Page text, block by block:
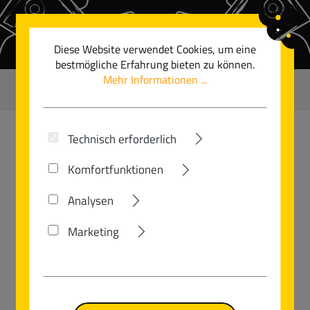
Zum Hauptinhalt springen
SPEEDSTER S 2
Bildergalerie überspringen
Diese Website verwendet Cookies, um eine
bestmögliche Erfahrung bieten zu können.
Mehr Informationen ...
Technisch erforderlich
Komfortfunktionen
Analysen
Marketing